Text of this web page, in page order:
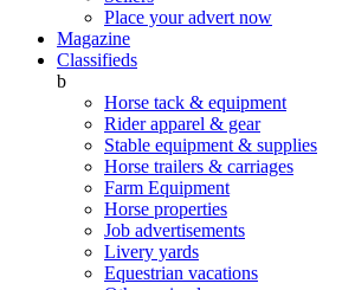
Place your advert now
Magazine
Classifieds
b
Horse tack & equipment
Rider apparel & gear
Stable equipment & supplies
Horse trailers & carriages
Farm Equipment
Horse properties
Job advertisements
Livery yards
Equestrian vacations